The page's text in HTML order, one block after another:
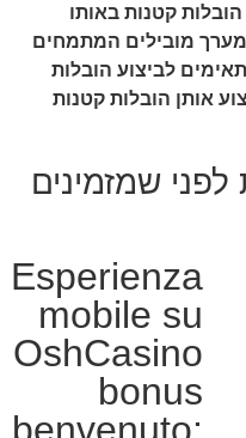
קטנות באותו
מובילים המתמחים
לביצוע הובלות
אותן הובלות קטנות
שמזמינים
Esperienza
mobile su
OshCasino
bonus